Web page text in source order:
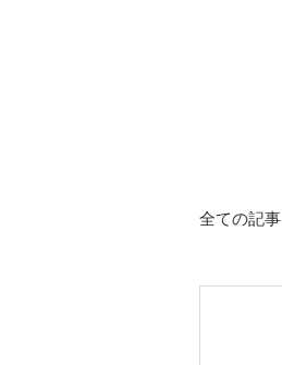
全ての記事